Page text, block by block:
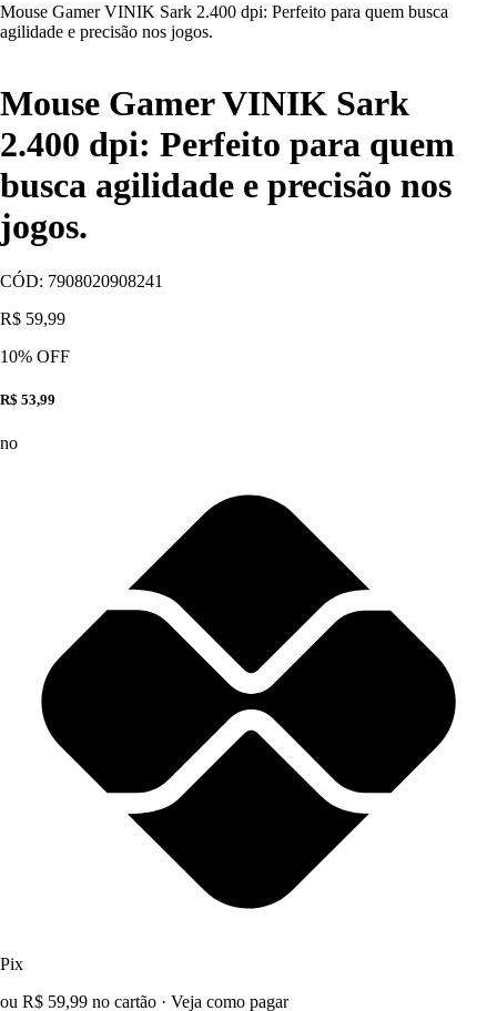
Mouse Gamer VINIK Sark 2.400 dpi: Perfeito para quem busca
agilidade e precisão nos jogos.
Mouse Gamer VINIK Sark
2.400 dpi: Perfeito para quem
busca agilidade e precisão nos
jogos.
CÓD: 7908020908241
R$ 59,99
10% OFF
R$ 53,99
no
Pix
ou R$ 59,99 no cartão · Veja como pagar